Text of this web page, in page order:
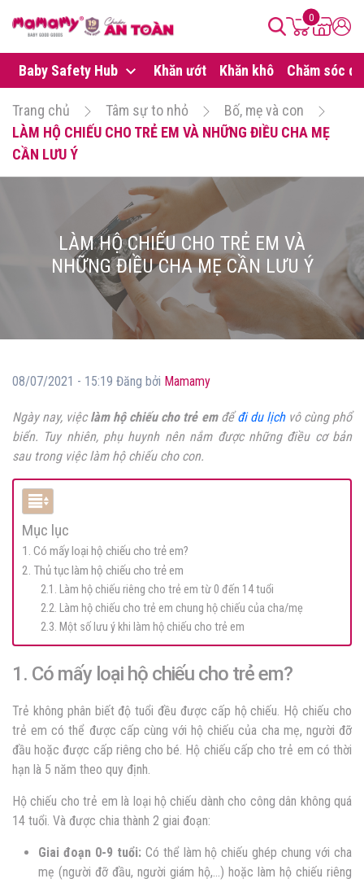
0
Baby Safety Hub Khăn ướt Khăn khô Chăm sóc da
Trang chủ Tâm sự to nhỏ
Bố, mẹ và con
LÀM HỘ CHIẾU CHO TRẺ EM VÀ NHỮNG ĐIỀU CHA MẸ
CẦN LƯU Ý
LÀM HỘ CHIẾU CHO TRẺ EM VÀ
NHỮNG ĐIỀU CHA MẸ CẦN LƯU Ý
08/07/2021 - 15:19 Đăng bởi Mamamy
Ngày nay, việclàm hộ chiếu cho trẻ emđểđi du lịchvô cùng phổ
biển. Tuy nhiên, phụ huynh nên nắm được những điều cơ bản
sau trong việc làm hộ chiếu cho con.
Mục lục
1. Có mấy loại hộ chiếu cho trẻ em?
2. Thủ tục làm hộ chiếu cho trẻ em
2.1. Làm hộ chiếu riêng cho trẻ em từ 0 đến 14 tuổi
2.2. Làm hộ chiếu cho trẻ em chung hộ chiếu của cha/mẹ
2.3. Một số lưu ý khi làm hộ chiếu cho trẻ em
1. Có mấy loại hộ chiếu cho trẻ em?
Trẻ không phân biết độ tuổi đều được cấp hộ chiếu. Hộ chiếu cho
trẻ em có thể được cấp cùng với hộ chiếu của cha mẹ, người đỡ
đầu hoặc được cấp riêng cho bé. Hộ chiếu cấp cho trẻ em có thời
hạn là 5 năm theo quy định.
Hộ chiếu cho trẻ em là loại hộ chiếu dành cho công dân không quá
14 tuổi. Và được chia thành 2 giai đoạn:
Giai đoạn 0-9 tuổi: Có thể làm hộ chiếu ghép chung với cha
mẹ (người đỡ đầu, người giám hộ,…) hoặc làm hộ chiếu riêng